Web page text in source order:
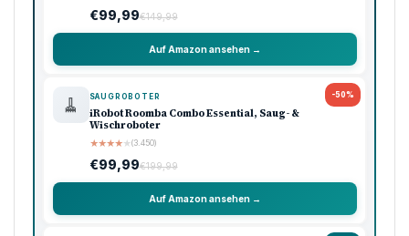
€99,99€149,99
Auf Amazon ansehen →
-50%
🧹 SAUGROBOTER
iRobot Roomba Combo Essential, Saug- &
Wischroboter
★★★★★(3.450)
€99,99€199,99
Auf Amazon ansehen →